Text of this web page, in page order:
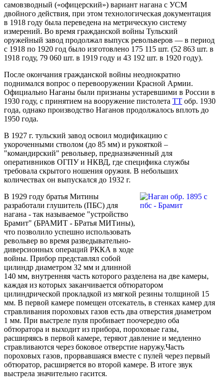
самовзводный («офицерский») вариант нагана с УСМ
двойного действия, при этом технологическая документация
в 1918 году была переведена на метрическую систему
измерений. Во время гражданской войны Тульский
оружейный завод продолжал выпуск револьверов — в период
с 1918 по 1920 год было изготовлено 175 115 шт. (52 863 шт. в
1918 году, 79 060 шт. в 1919 году и 43 192 шт. в 1920 году).
После окончания гражданской войны неоднократно
поднимался вопрос о перевооружении Красной Армии.
Официально Наганы были признаны устаревшими в России в
1930 году, с принятием на вооружение пистолета ТТ обр. 1930
года, однако производство Наганов продолжалось вплоть до
1950 года.
В 1927 г. тульский завод освоил модификацию с
укороченными стволом (до 85 мм) и рукояткой –
"командирский" револьвер, предназначенный для
оперативников ОГПУ и НКВД, где специфика службы
требовала скрытого ношения оружия. В небольших
количествах он выпускался до 1932 г.
В 1929 году братья Митины
разработали глушитель (ПБС) для
нагана - так называемое "устройство
Брамит" (БРАМИТ - БРатья МИТины),
что позволило успешно использовать
револьвер во время разведывательно-
диверсионных операций РККА в ходе
войны. Прибор представлял собой
цилиндр диаметром 32 мм и длинной
140 мм, внутренняя часть которого разделена на две камеры,
каждая из которых заканчивается обтюратором
цилиндрической прокладкой из мягкой резины толщиной 15
мм. В первой камере помещен отсекатель, в стенках камер для
стравливания пороховых газов есть два отверстия диаметром
1 мм. При выстреле пуля пробивает поочередно оба
обтюратора и выходит из прибора, пороховые газы,
расширяясь в первой камере, теряют давление и медленно
стравливаются через боковое отверстие наружу.Часть
пороховых газов, прорвавшаяся вместе с пулей через первый
обтюратор, расширяется во второй камере. В итоге звук
выстрела значительно гасится.